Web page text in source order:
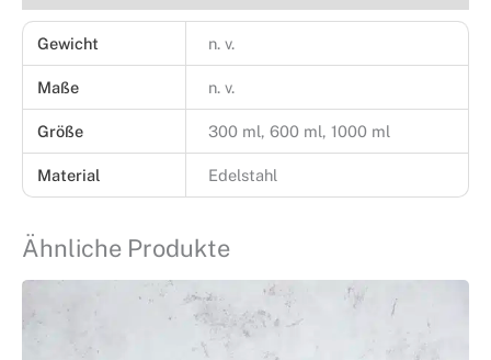
Gewicht n. v.
Maße n. v.
Größe 300 ml, 600 ml, 1000 ml
Material Edelstahl
Ähnliche Produkte